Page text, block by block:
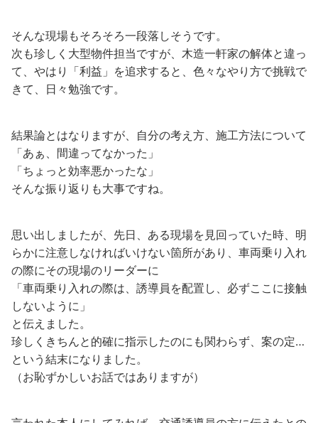
そんな現場もそろそろ一段落しそうです。
次も珍しく大型物件担当ですが、木造一軒家の解体と違っ
て、やはり「利益」を追求すると、色々なやり方で挑戦で
きて、日々勉強です。
結果論とはなりますが、自分の考え方、施工方法について
「あぁ、間違ってなかった」
「ちょっと効率悪かったな」
そんな振り返りも大事ですね。
思い出しましたが、先日、ある現場を見回っていた時、明
らかに注意しなければいけない箇所があり、車両乗り入れ
の際にその現場のリーダーに
「車両乗り入れの際は、誘導員を配置し、必ずここに接触
しないように」
と伝えました。
珍しくきちんと的確に指示したのにも関わらず、案の定…
という結末になりました。
（お恥ずかしいお話ではありますが）